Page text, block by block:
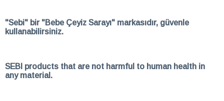
"Sebi" bir "Bebe Çeyiz Sarayı" markasıdır, güvenle
kullanabilirsiniz.
SEBI products that are not harmful to human health in
any material.